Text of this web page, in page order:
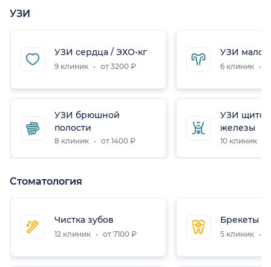
УЗИ
УЗИ сердца / ЭХО-кг
9 клиник от 3200 ₽
УЗИ брюшной
полости
8 клиник от 1400 ₽
УЗИ
6 клиник
УЗИ
железы
10 клиник
Стоматология
Чистка зубов
12 клиник от 7100 ₽
Брекеты
5 клиник